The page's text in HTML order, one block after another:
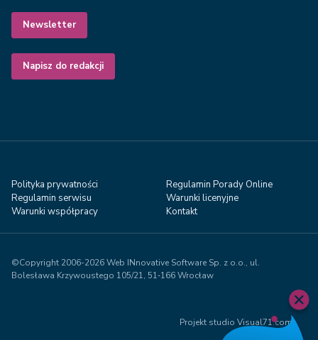
Newsletter
Napisz do redakcji
Polityka prywatności
Regulamin Porady Online
Regulamin serwisu
Warunki licenyjne
Warunki współpracy
Kontakt
©Copyright 2006-2026 Web INnovative Software Sp. z o.o., ul.
Bolesława Krzywoustego 105/21, 51‑166 Wrocław
Projekt studio Visual71.com